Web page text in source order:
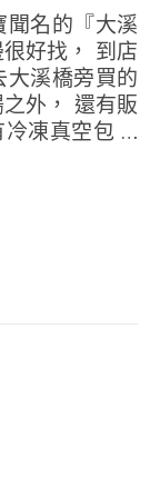
好找， 到店
溪橋旁買的
外， 還有販
凍真空包 …